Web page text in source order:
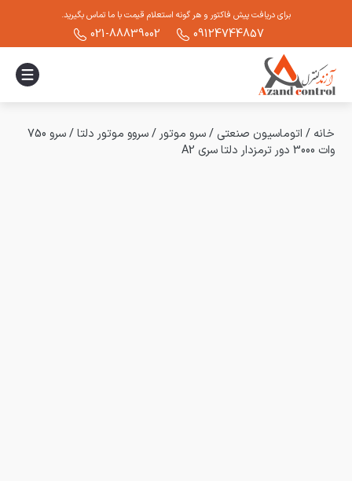
برای دریافت پیش فاکتور و هر گونه استعلام قیمت با ما تماس بگیرید.
09124744857
021-88839002
خانه / اتوماسیون صنعتی /سرو موتور /سروو موتور دلتا/
سرو 750
وات 3000 دور ترمزدار دلتا سری A2